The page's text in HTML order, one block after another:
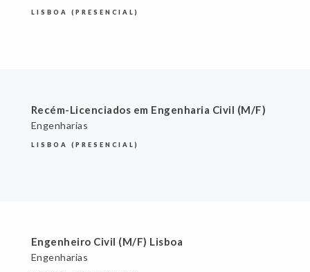
LISBOA (PRESENCIAL)
Recém-Licenciados em Engenharia Civil (M/F)
Engenharias
LISBOA (PRESENCIAL)
Engenheiro Civil (M/F) Lisboa
Engenharias